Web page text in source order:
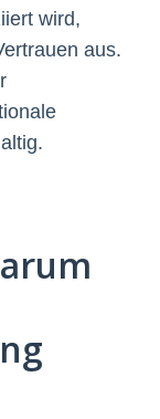
wird,
aus.